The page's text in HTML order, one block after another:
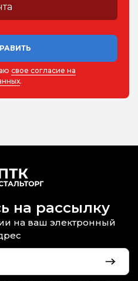
свое согласие на
.
на рассылку
на ваш электронный